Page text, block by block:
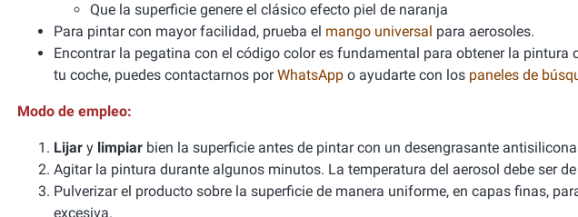
Que la superficie genere el clásico efecto piel de naranja
Para pintar con mayor facilidad, prueba el mango universal para aerosoles.
Encontrar la pegatina con el código color es fundamental para obtener la pintura
tu coche, puedes contactarnos porWhatsApp o ayudarte con los paneles de
Modo de empleo:
Lijar y limpiar bien la superficie antes de pintar con un desengrasante
Agitar la pintura durante algunos minutos. La temperatura del aerosol debe ser
Pulverizar el producto sobre la superficie de manera uniforme, en capas finas,
excesiva.